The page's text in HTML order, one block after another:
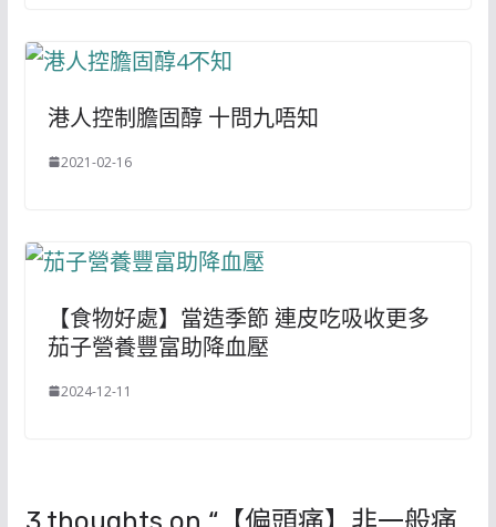
港人控制膽固醇 十問九唔知
2021-02-16
【食物好處】當造季節 連皮吃吸收更多
茄子營養豐富助降血壓
2024-12-11